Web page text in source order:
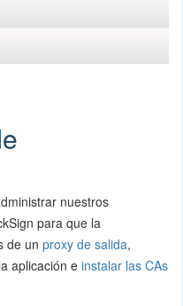
nuestros
para que la
de un proxy de salida,
aplicación einstalar las CAs